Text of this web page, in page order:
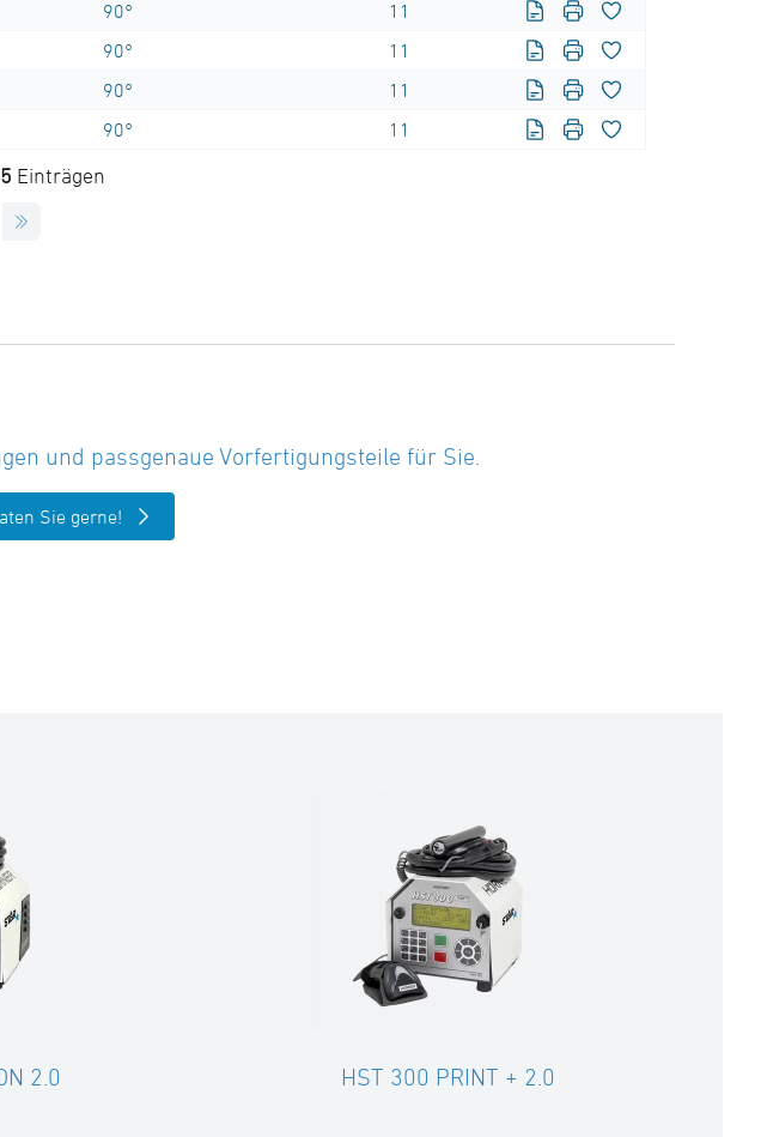
90°
11
90°
11
90°
11
90° 11
Einträgen
und passgenaue Vorfertigungsteile für Sie.
Sie gerne!
2.0 HST 300 PRINT + 2.0